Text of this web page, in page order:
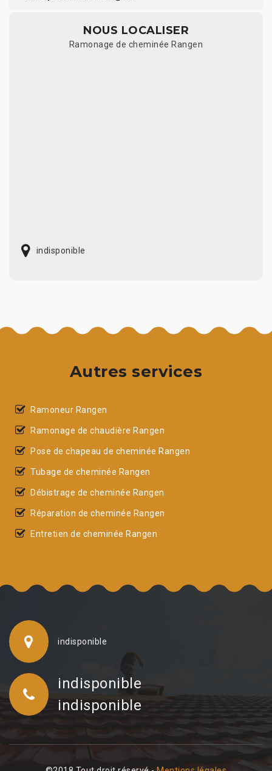
NOUS LOCALISER
Ramonage de cheminée Rangen
indisponible
Autres services
Ramoneur Rangen
Ramonage de chaudière Rangen
Pose de chapeau de cheminée Rangen
Tubage de cheminée Rangen
Débistrage de cheminée Rangen
Réparation de cheminée Rangen
Entretien de cheminée Rangen
indisponible
indisponible
indisponible